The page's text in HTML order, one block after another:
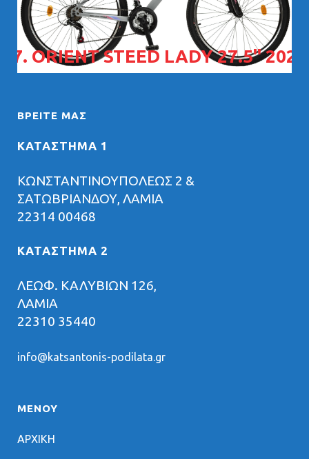
07. ORIENT STEED LADY 27.5" 2026
ΒΡΕΊΤΕ ΜΑΣ
ΚΑΤΑΣΤΗΜΑ 1
ΚΩΝΣΤΑΝΤΙΝΟΥΠΟΛΕΩΣ 2 &
ΣΑΤΩΒΡΙΑΝΔΟΥ, ΛΑΜΙΑ
22314 00468
ΚΑΤΑΣΤΗΜΑ 2
ΛΕΩΦ. ΚΑΛΥΒΙΩΝ 126,
ΛΑΜΙΑ
22310 35440
info@katsantonis-podilata.gr
ΜΕΝΟΥ
ΑΡΧΙΚΗ